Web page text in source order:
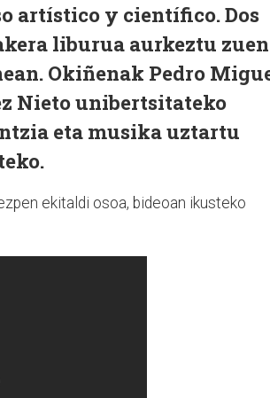
artístico y científico. Dos
liburua aurkeztu zuen
Okiñenak Pedro
Nieto unibertsitateko
eta musika uztartu
ekitaldi osoa, bideoan ikusteko